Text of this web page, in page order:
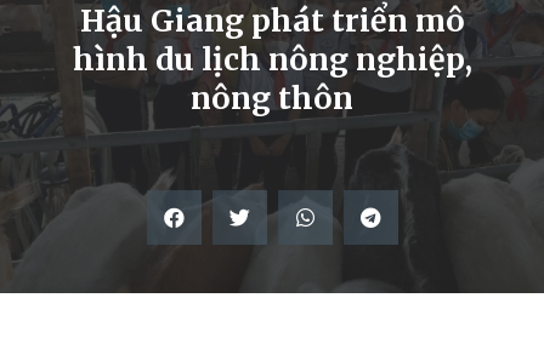
Hậu Giang phát triển mô
hình du lịch nông nghiệp,
nông thôn